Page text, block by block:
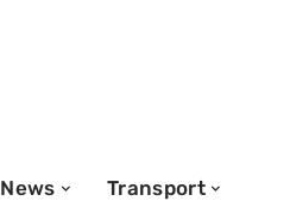
News Transport